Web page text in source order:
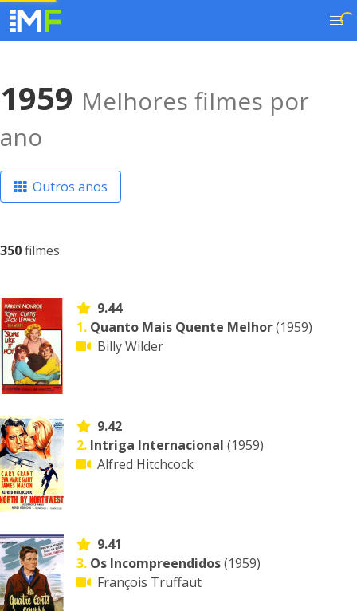
1959 Melhores filmes por
ano
Outros anos
350filmes
9.44
1. Quanto Mais Quente Melhor(1959)
Billy Wilder
9.42
2. Intriga Internacional (1959)
Alfred Hitchcock
9.41
3. Os Incompreendidos(1959)
François Truffaut